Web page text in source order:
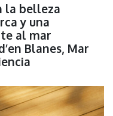
la belleza
y una
al mar
Blanes, Mar